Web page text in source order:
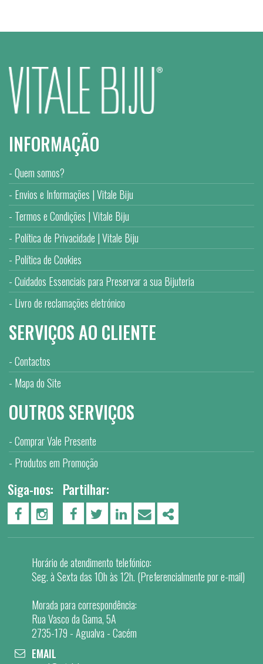
INFORMAÇÃO
Quem somos?
Envios e Informações | Vitale Biju
Termos e Condições | Vitale Biju
Política de Privacidade | Vitale Biju
Política de Cookies
Cuidados Essenciais para Preservar a sua Bijuteria
Livro de reclamações eletrónico
SERVIÇOS AO CLIENTE
Contactos
Mapa do Site
OUTROS SERVIÇOS
Comprar Vale Presente
Produtos em Promoção
Siga-nos:
PÁGINA DO FACEBOOK
PÁGINA DO INSTAGRAM
Partilhar:
FACEBOOKTWITTERLINKEDIN
EMAIL
Horário de atendimento telefónico:
Seg. à Sexta das 10h às 12h. (Preferencialmente por e-mail)
Morada para correspondência:
Rua Vasco da Gama, 5A
2735-179 - Agualva - Cacém
EMAIL